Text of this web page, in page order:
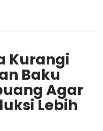
Kurangi
Baku
Agar
Lebih